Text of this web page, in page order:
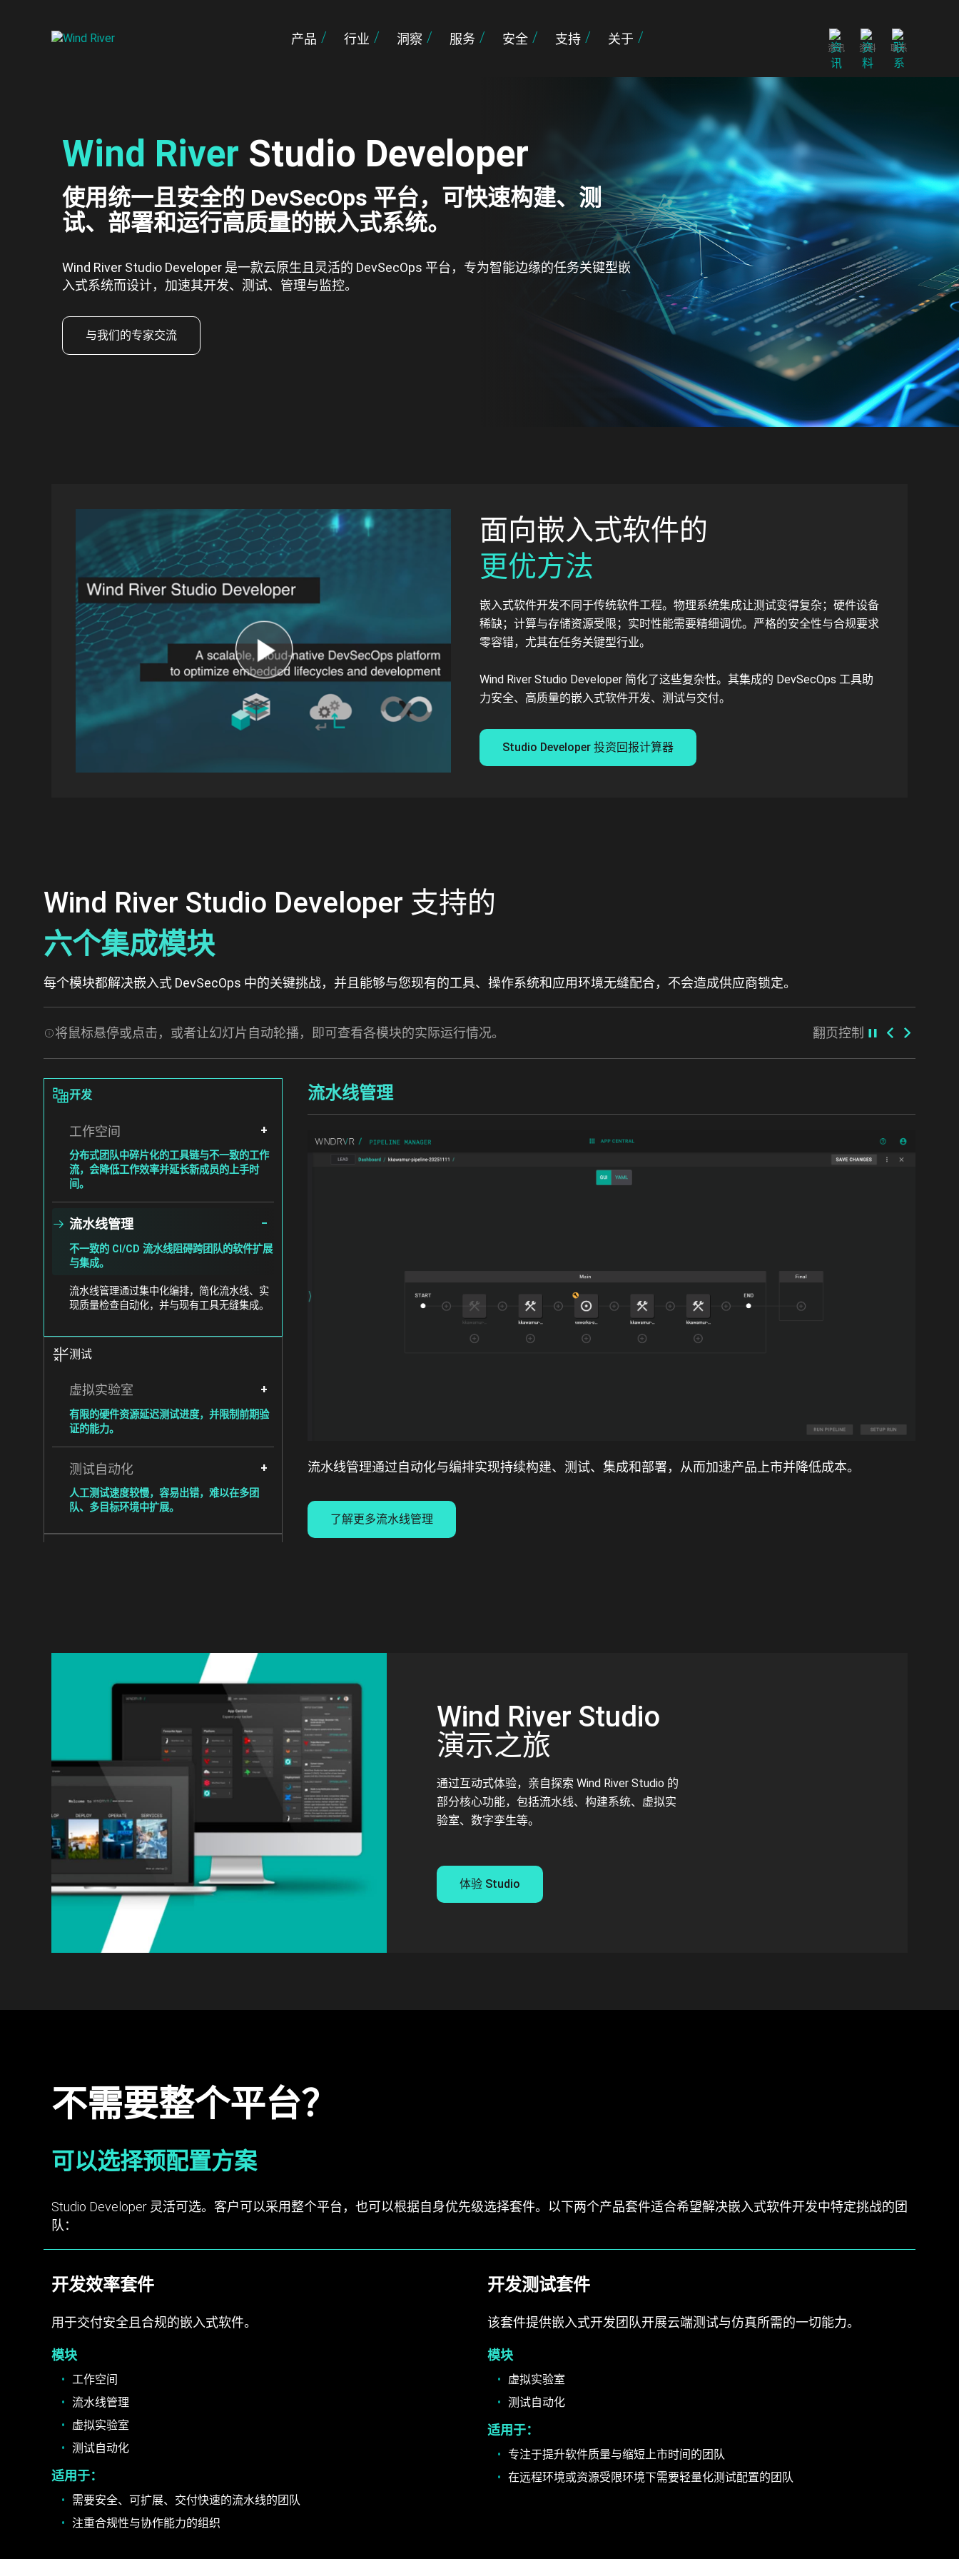
产品 行业 洞察 服务 安全 支持 关于
资讯 资料 联系
Wind River Studio Developer
使用统一且安全的 DevSecOps 平台，可快速构建、测
试、部署和运行高质量的嵌入式系统。
Wind River Studio Developer 是一款云原生且灵活的 DevSecOps 平台，专为智能边缘的任务关键型嵌
入式系统而设计，加速其开发、测试、管理与监控。
与我们的专家交流
面向嵌入式软件的
更优方法
嵌入式软件开发不同于传统软件工程。物理系统集成让测试变得复杂；硬件设备
稀缺；计算与存储资源受限；实时性能需要精细调优。严格的安全性与合规要求
零容错，尤其在任务关键型行业。
Wind River Studio Developer 简化了这些复杂性。其集成的 DevSecOps 工具助
力安全、高质量的嵌入式软件开发、测试与交付。
Studio Developer 投资回报计算器
Wind River Studio Developer 支持的
六个集成模块
每个模块都解决嵌入式 DevSecOps 中的关键挑战，并且能够与您现有的工具、操作系统和应用环境无缝配合，不会造成供应商锁定。
将鼠标悬停或点击，或者让幻灯片自动轮播，即可查看各模块的实际运行情况。 翻页控制
Image
开发
工作空间
分布式团队中碎片化的工具链与不一致的工作
流，会降低工作效率并延长新成员的上手时
间。
流水线管理
不一致的 CI/CD 流水线阻碍跨团队的软件扩展
与集成。
流水线管理通过集中化编排，简化流水线、实
现质量检查自动化，并与现有工具无缝集成。
Image
测试
虚拟实验室
有限的硬件资源延迟测试进度，并限制前期验
证的能力。
测试自动化
人工测试速度较慢，容易出错，难以在多团
队、多目标环境中扩展。
数字反馈回路
缺乏实时洞察会导致问题发现滞后，也可能错
流水线管理
Image
流水线管理通过自动化与编排实现持续构建、测试、集成和部署，从而加速产品上市并降低成本。
了解更多流水线管理
Wind River Studio
演示之旅
通过互动式体验，亲自探索 Wind River Studio 的
部分核心功能，包括流水线、构建系统、虚拟实
验室、数字孪生等。
体验 Studio
不需要整个平台？
可以选择预配置方案
Studio Developer 灵活可选。客户可以采用整个平台，也可以根据自身优先级选择套件。以下两个产品套件适合希望解决嵌入式软件开发中特定挑战的团
队：
开发效率套件
用于交付安全且合规的嵌入式软件。
模块
工作空间
流水线管理
虚拟实验室
测试自动化
适用于：
需要安全、可扩展、交付快速的流水线的团队
注重合规性与协作能力的组织
开发测试套件
该套件提供嵌入式开发团队开展云端测试与仿真所需的一切能力。
模块
虚拟实验室
测试自动化
适用于：
专注于提升软件质量与缩短上市时间的团队
在远程环境或资源受限环境下需要轻量化测试配置的团队